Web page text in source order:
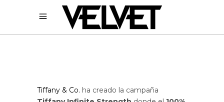
Tiffany & Co. ha creado la campaña